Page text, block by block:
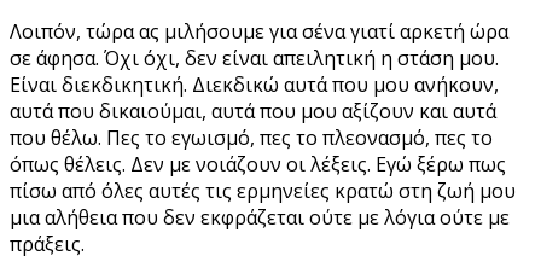
Λοιπόν, τώρα ας μιλήσουμε για σένα γιατί αρκετή ώρα
σε άφησα. Όχι όχι, δεν είναι απειλητική η στάση μου.
Είναι διεκδικητική. Διεκδικώ αυτά που μου ανήκουν,
αυτά που δικαιούμαι, αυτά που μου αξίζουν και αυτά
που θέλω. Πες το εγωισμό, πες το πλεονασμό, πες το
όπως θέλεις. Δεν με νοιάζουν οι λέξεις. Εγώ ξέρω πως
πίσω από όλες αυτές τις ερμηνείες κρατώ στη ζωή μου
μια αλήθεια που δεν εκφράζεται ούτε με λόγια ούτε με
πράξεις.